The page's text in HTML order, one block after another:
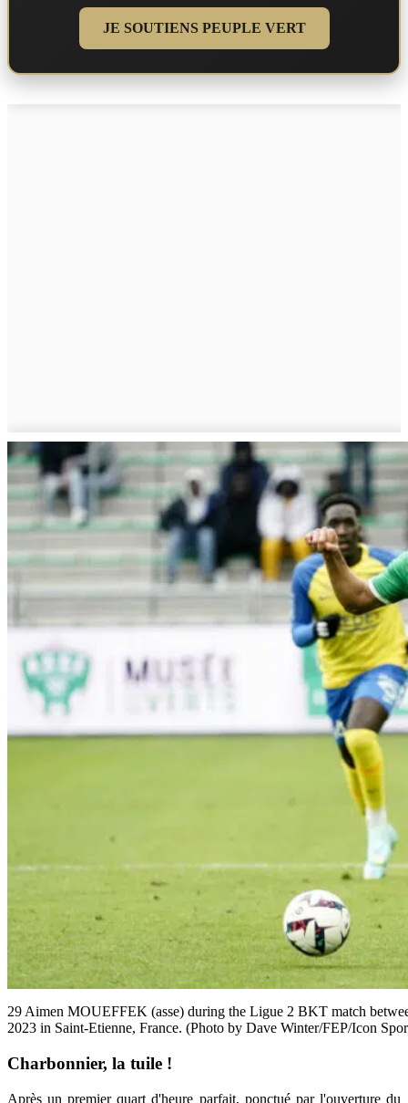
JE SOUTIENS PEUPLE VERT
29 Aimen MOUEFFEK (asse) during the Ligue 2 BKT match
2023 in Saint-Etienne, France. (Photo by Dave Winter/FEP/Icon
Charbonnier, la tuile !
Après un premier quart d'heure parfait, ponctué par l'ouverture du